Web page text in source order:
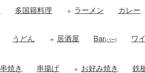
多国籍料理 ラーメン カレー
うどん 居酒屋 Bar(バー) ワ
串焼き 串揚げ お好み焼き 鉄